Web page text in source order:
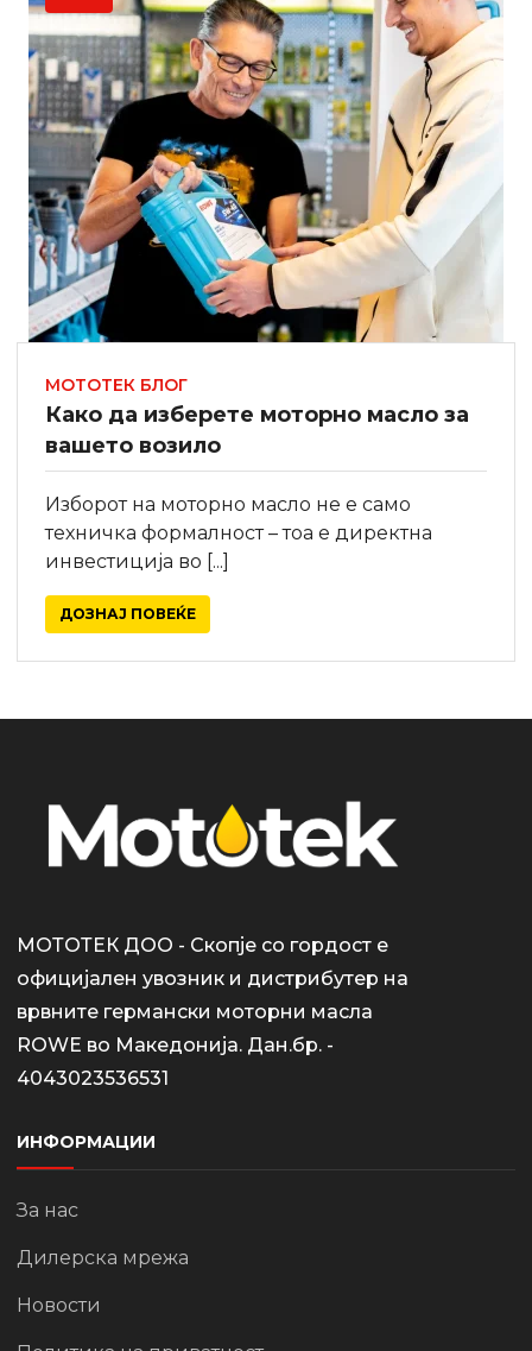
МОТОТЕК БЛОГ
Како да изберете моторно масло за
вашето возило
Изборот на моторно масло не е само
техничка формалност – тоа е директна
инвестиција во [...]
ДОЗНАЈ ПОВЕЌЕ
МОТОТЕК ДОО - Скопје со гордост е
официјален увозник и дистрибутер на
врвните германски моторни масла
ROWE во Македонија. Дан.бр. -
4043023536531
ИНФОРМАЦИИ
За нас
Дилерска мрежа
Новости